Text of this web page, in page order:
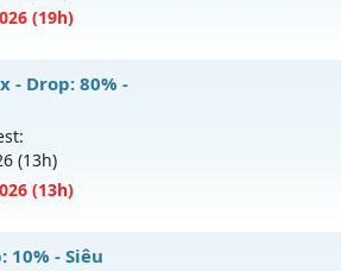
(19h)
- Drop: 80% -
(13h)
(13h)
FULL THẦN FREE
10% - Siêu